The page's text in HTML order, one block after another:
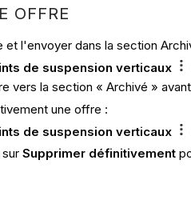
OFFRE
et l'envoyer dans la section
de suspension verticaux
vers la section « Archivé »
une offre :
de suspension verticaux
Supprimer définitivement